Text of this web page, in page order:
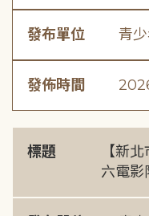
發布單位 青
發佈時間
標題
【新
六電影